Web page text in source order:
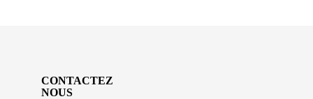
CONTACTEZ
NOUS